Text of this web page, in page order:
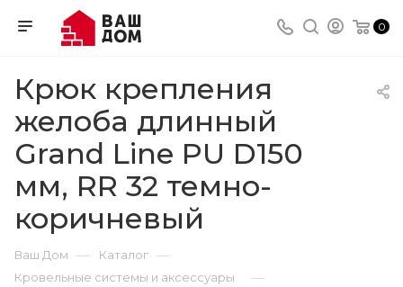
0
Крюк крепления
желоба длинный
Grand Line PU D150
мм, RR 32 темно-
коричневый
Ваш Дом — Каталог —
Кровельные системы и аксессуары —